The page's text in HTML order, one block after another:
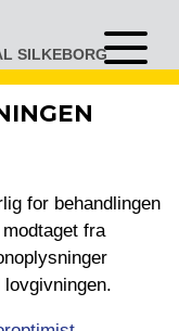
SILKEBORGÅben
eller
luk
for behandlingen
fra